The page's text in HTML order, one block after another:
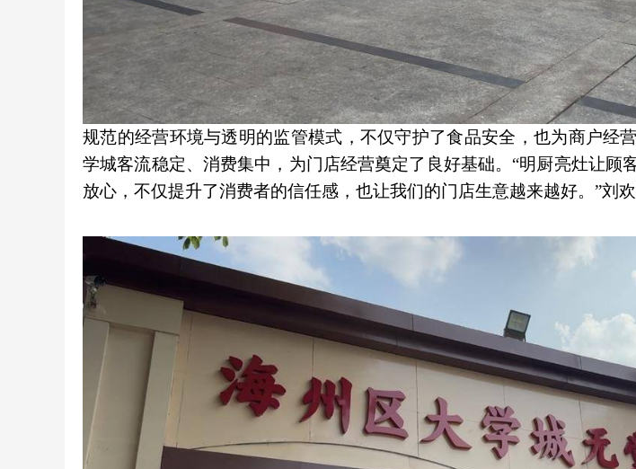
规范的经营环境与透明的监管模式，不仅守护了食品安全，也为商户经
学城客流稳定、消费集中，为门店经营奠定了良好基础。“明厨亮灶让顾
放心，不仅提升了消费者的信任感，也让我们的门店生意越来越好。”刘欢